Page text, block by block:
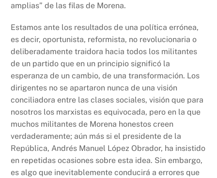
amplias” de las filas de Morena.
Estamos ante los resultados de una política errónea,
es decir, oportunista, reformista, no revolucionaria o
deliberadamente traidora hacia todos los militantes
de un partido que en un principio significó la
esperanza de un cambio, de una transformación. Los
dirigentes no se apartaron nunca de una visión
conciliadora entre las clases sociales, visión que para
nosotros los marxistas es equivocada, pero en la que
muchos militantes de Morena honestos creen
verdaderamente; aún más si el presidente de la
República, Andrés Manuel López Obrador, ha insistido
en repetidas ocasiones sobre esta idea. Sin embargo,
es algo que inevitablemente conducirá a errores que